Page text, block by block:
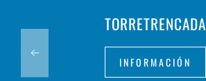
TORRETRENCADA
INFORMACIÓN